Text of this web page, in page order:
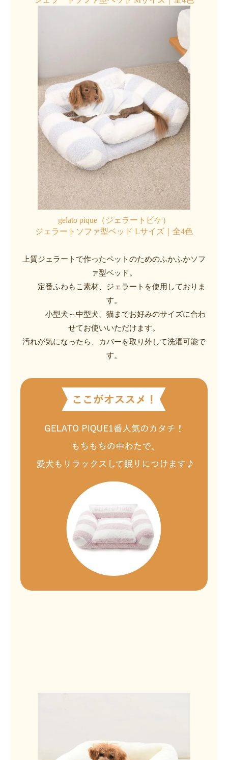
gelato pique（ジェラートピケ）
ジェラートソファ型ベッド Lサイズ｜全4色
上質ジェラートで作ったペットのためのふかふかソフ
ァ型ベッド。
定番ふわもこ素材、ジェラートを使用しておりま
す。
小型犬～中型犬、猫までお好みのサイズに合わ
せてお使いいただけます。
汚れが気になったら、カバーを取り外して洗濯可能で
す。